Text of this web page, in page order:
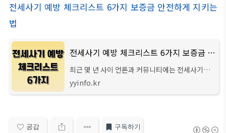
전세사기 예방 체크리스트 6가지 보증금 안전하게 지키는
법
전세사기 예방 체크리스트 6가지 보증금 안전하게 지키는 법
최근 몇 년 사이 언론과 커뮤니티에는 전세사기와
관련된 피해 사례가 심각하게 증가했습니다.전세
사기의 피해자 중 다수는 ‘계약 완료 후’ 단계에서
yyinfo.kr
공감 구독하기